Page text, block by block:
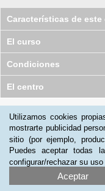
Características de este
El curso
Condiciones
El centro
Utilizamos cookies
mostrarte publicidad
sitio (por ejemplo,
Puedes aceptar todas
configurar/rechazar su uso
Aceptar
Promociona tu